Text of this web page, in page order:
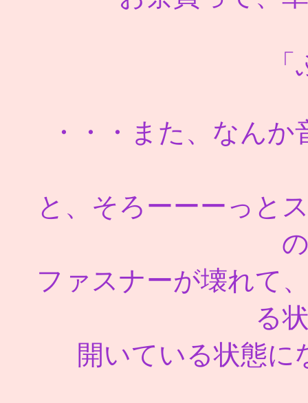
・・・また、なん
と、そろーーーっと
ファスナーが壊れて
る
開いている状態